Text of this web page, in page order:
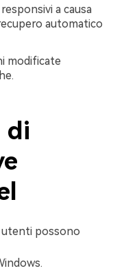
a causa
automatico
modificate
di
utenti possono